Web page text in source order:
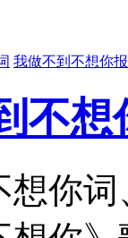
我做不到不想你
不
你